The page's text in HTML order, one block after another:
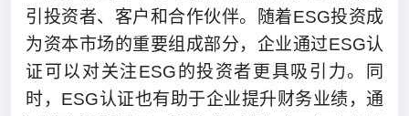
引投资者、客户和合作伙伴。随着ESG投资成
为资本市场的重要组成部分，企业通过ESG认
证可以对关注ESG的投资者更具吸引力。同
时，ESG认证也有助于企业提升财务业绩，通